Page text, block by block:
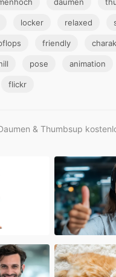
locker relaxed
friendly
pose animation
flickr
& Thumbsup